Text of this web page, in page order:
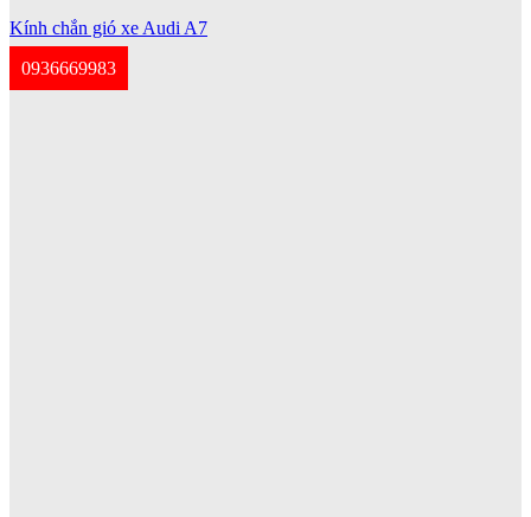
Kính chắn gió xe Audi A7
0936669983